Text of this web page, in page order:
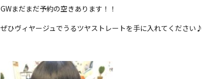
GWまだまだ予約の空きあります！！
ぜひヴィヤージュでうるツヤストレートを手に入れてください♪